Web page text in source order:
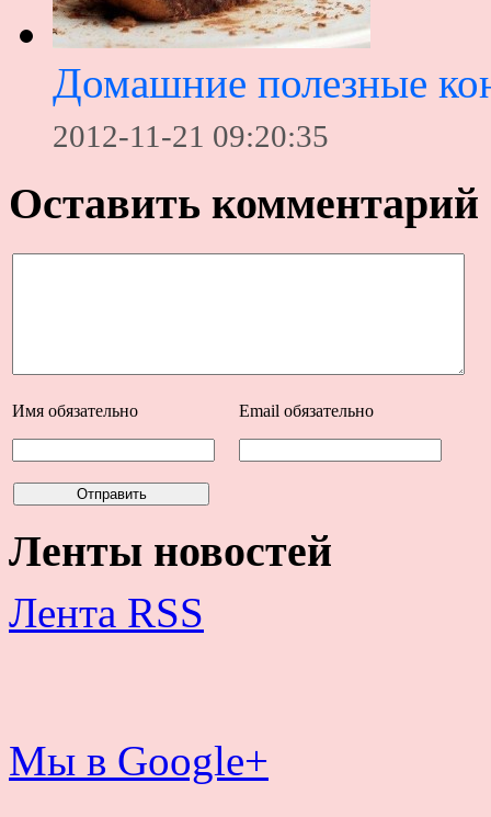
Домашние полезные
2012-11-21 09:20:35
Оставить комментарий
Имя обязательно Email обязательно
Ленты новостей
Лента RSS
Мы в Google+